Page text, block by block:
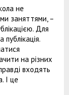
не
заняттями, –
Для
на різних
входять
І це